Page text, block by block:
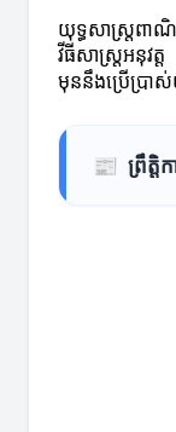
យុទ្ធសាស្ត្រពាណិ
វីធីសាស្ត្រអនុវត្ត
មុននឹងប្រើប្រាស់
📰 ព្រឹត្